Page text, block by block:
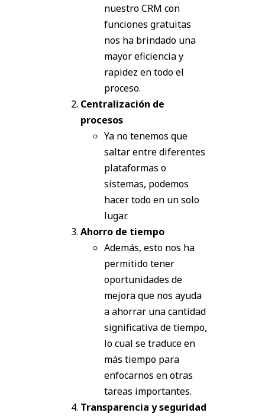
nuestro CRM con
funciones gratuitas
nos ha brindado una
mayor eficiencia y
rapidez en todo el
proceso.
Centralización de
procesos
Ya no tenemos que
saltar entre diferentes
plataformas o
sistemas, podemos
hacer todo en un solo
lugar.
Ahorro de tiempo
Además, esto nos ha
permitido tener
oportunidades de
mejora que nos ayuda
a ahorrar una cantidad
significativa de tiempo,
lo cual se traduce en
más tiempo para
enfocarnos en otras
tareas importantes.
Transparencia y seguridad